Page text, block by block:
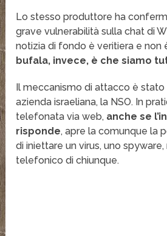
Lo stesso produttore ha
grave vulnerabilità sulla chat di
notizia di fondo è veritiera e non
bufala, invece, è che siamo
Il meccanismo di attacco è
azienda israeliana, la NSO. In
telefonata via web, anche se
risponde, apre la comunque la
di iniettare un virus, uno
telefonico di chiunque.